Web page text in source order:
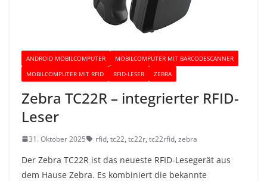
ANDROID MOBILCOMPUTER
MOBILCOMPUTER MIT BARCODESCANNER
MOBILCOMPUTER MIT RFID
RFID-LESER ZEBRA
Zebra TC22R – integrierter RFID-
Leser
31. Oktober 2025 rfid, tc22, tc22r, tc22rfid, zebra
Der Zebra TC22R ist das neueste RFID-Lesegerät aus
dem Hause Zebra. Es kombiniert die bekannte